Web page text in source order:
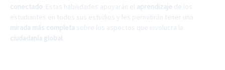
conectado . Estas habilidades apoyarán el aprendizaje de los
estudiantes en todos sus estudios y les permitirán tener una
mirada más completa sobre los aspectos que involucra la
ciudadanía global